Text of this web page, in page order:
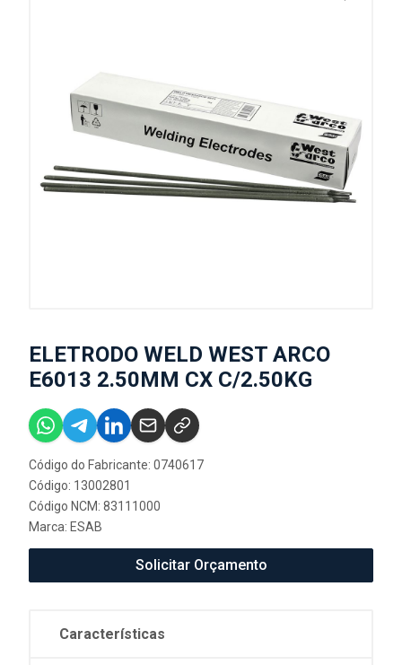
ELETRODO WELD WEST ARCO
E6013 2.50MM CX C/2.50KG
Código do Fabricante: 0740617
Código: 13002801
Código NCM: 83111000
Marca: ESAB
Solicitar Orçamento
Características